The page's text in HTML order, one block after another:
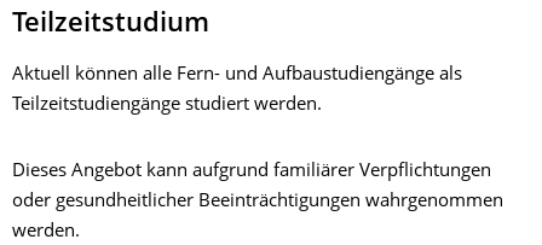
Teilzeitstudium
Aktuell können alle Fern- und Aufbaustudiengänge als
Teilzeitstudiengänge studiert werden.
Dieses Angebot kann aufgrund familiärer Verpflichtungen
oder gesundheitlicher Beeinträchtigungen wahrgenommen
werden.